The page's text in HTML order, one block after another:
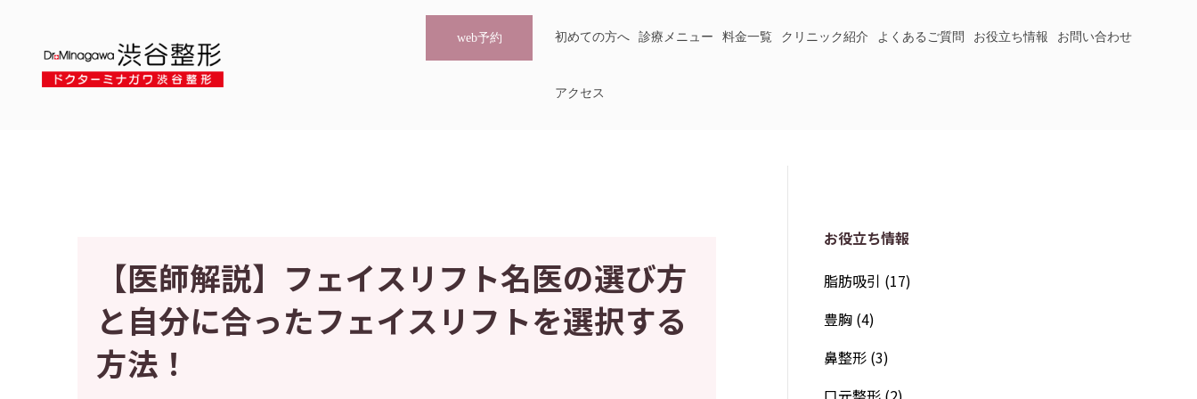
web予約 初めての方へ 診療メニュー 料金一覧 クリニック紹介 よくあるご質問 お役立ち情報 お問い合わせ
アクセス
【医師解説】フェイスリフト名医の選び方
と自分に合ったフェイスリフトを選択する
方法！
お役立ち情報
脂肪吸引 (17)
豊胸 (4)
鼻整形 (3)